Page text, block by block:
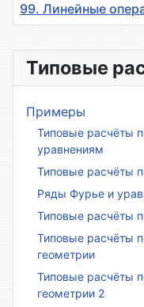
99. Линейные
Типовые
Примеры
Типовые расчёты
уравнениям
Типовые расчёты
Ряды Фурье и
Типовые расчёты
Типовые расчёты
геометрии
Типовые расчёты
геометрии 2